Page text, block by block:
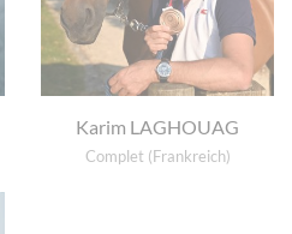
Karim LAGHOUAG
Complet (Frankreich)